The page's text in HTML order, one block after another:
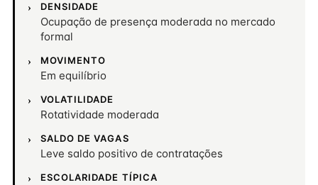
DENSIDADE
Ocupação de presença moderada no mercado
formal
MOVIMENTO
Em equilíbrio
VOLATILIDADE
Rotatividade moderada
SALDO DE VAGAS
Leve saldo positivo de contratações
ESCOLARIDADE TÍPICA